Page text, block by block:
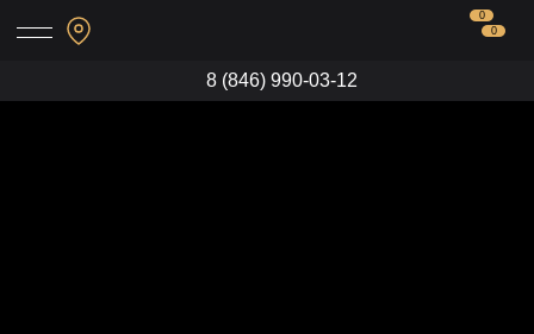
0
0
8 (846) 990-03-12